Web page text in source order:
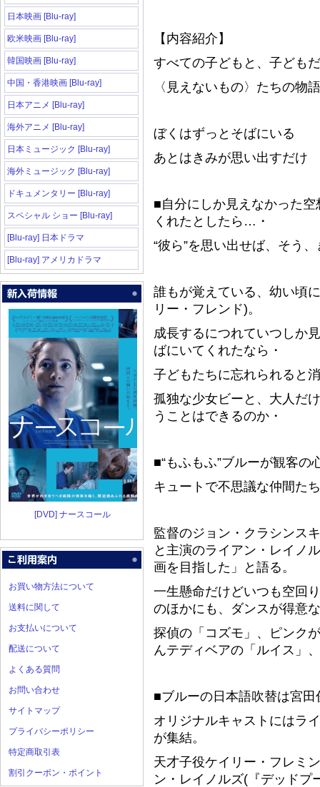
日本映画 [Blu-ray]
欧米映画 [Blu-ray]
韓国映画 [Blu-ray]
中国・香港映画 [Blu-ray]
日本アニメ [Blu-ray]
海外アニメ [Blu-ray]
日本ミュージック [Blu-ray]
海外ミュージック [Blu-ray]
ドキュメンタリー [Blu-ray]
スペシャル ショー [Blu-ray]
[Blu-ray] 日本ドラマ
[Blu-ray] アメリカドラマ
[DVD] ナースコール
お買い物方法について
送料に関して
お支払いについて
配送について
よくある質問
お問い合わせ
サイトマップ
プライバシーポリシー
特定商取引表
割引クーポン・ポイント
【内容紹介】
すべての子どもと、子ども
〈見えないもの〉たちの物語
ぼくはずっとそばにいる
あとはきみが思い出すだけ
■自分にしか見えなかった
くれたとしたら…・
“彼ら”を思い出せば、そう
誰もが覚えている、幼い頃
リー・フレンド)。
成長するにつれていつしか
ばにいてくれたなら・
子どもたちに忘れられると
孤独な少女ビーと、大人だ
うことはできるのか・
■“もふもふ”ブルーが観客
キュートで不思議な仲間た
監督のジョン・クラシンス
と主演のライアン・レイノ
画を目指した」と語る。
一生懸命だけどいつも空回
のほかにも、ダンスが得意
探偵の「コズモ」、ピンク
んテディベアの「ルイス」
■ブルーの日本語吹替は宮
オリジナルキャストにはラ
が集結。
天才子役ケイリー・フレミ
ン・レイノルズ(『デッドプ